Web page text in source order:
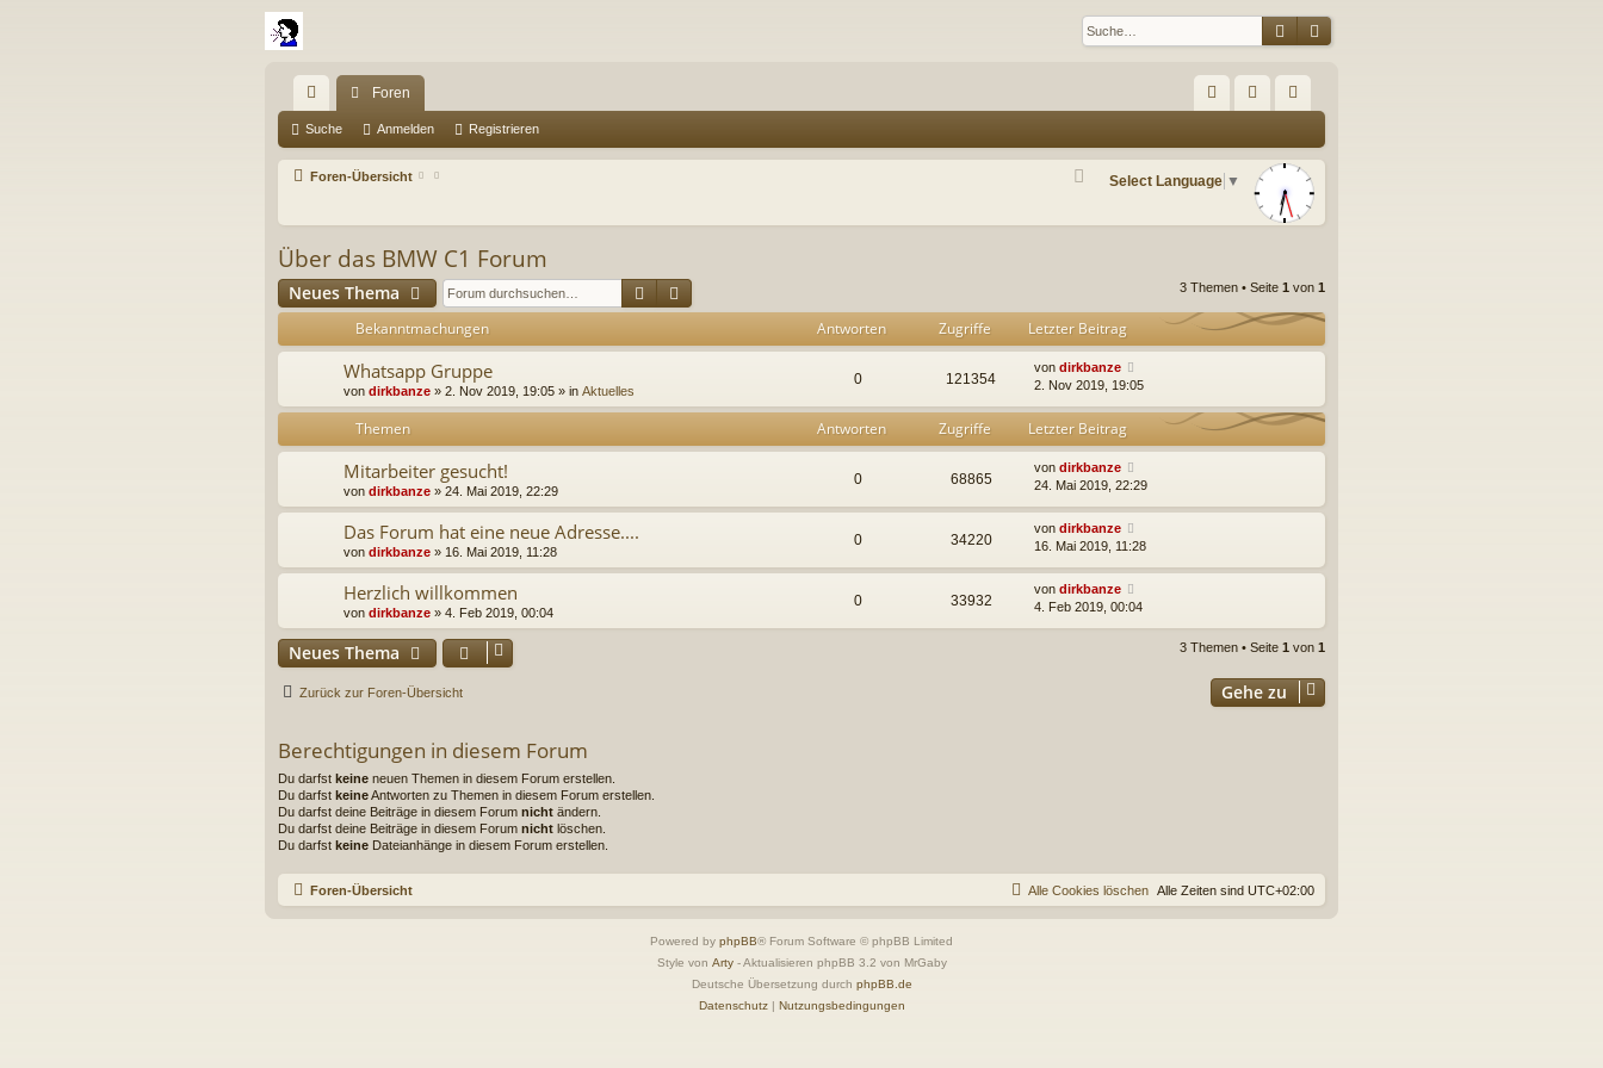
SucheErweiterte Suche
ch
ne
riff
Foren
Q m
el
ist
rie
Suche Anmelden Registrieren
Foren-Übersicht Select Language ▼
Über das BMW C1 Forum
Neues Thema Suche 3 Themen • Seite 1 von 1
Bekanntmachungen Antworten Zugriffe Letzter Beitrag
Whatsapp Gruppe
von dirkbanze » 2. Nov 2019, 19:05 » in Aktuelles
0 121354
von dirkbanze
2. Nov 2019, 19:05
Themen Antworten Zugriffe Letzter Beitrag
Mitarbeiter gesucht!
von dirkbanze » 24. Mai 2019, 22:29
0 68865
von dirkbanze
24. Mai 2019, 22:29
Das Forum hat eine neue Adresse....
von dirkbanze » 16. Mai 2019, 11:28
0 34220
von dirkbanze
16. Mai 2019, 11:28
Herzlich willkommen
von dirkbanze » 4. Feb 2019, 00:04
0 33932
von dirkbanze
4. Feb 2019, 00:04
Neues Thema 3 Themen • Seite 1 von 1
Zurück zur Foren-Übersicht Gehe zu
Berechtigungen in diesem Forum
Du darfst keine neuen Themen in diesem Forum erstellen.
Du darfst keineAntworten zu Themen in diesem Forum erstellen.
Du darfst deine Beiträge in diesem Forum nicht ändern.
Du darfst deine Beiträge in diesem Forum nicht löschen.
Du darfst keine Dateianhänge in diesem Forum erstellen.
Foren-Übersicht Alle Zeiten sind UTC+02:00
Alle Cookies löschen
Powered by phpBB® Forum Software © phpBB Limited
Style von Arty- Aktualisieren phpBB 3.2 von MrGaby
Deutsche Übersetzung durch phpBB.de
Datenschutz| Nutzungsbedingungen